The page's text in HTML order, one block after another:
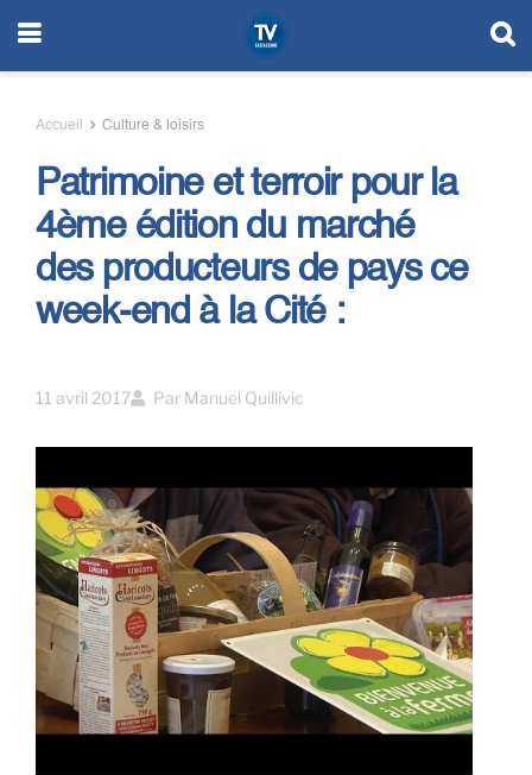
Accueil Culture & loisirs
Patrimoine et terroir pour la
4ème édition du marché
des producteurs de pays ce
week-end à la Cité :
11 avril 2017 Par Manuel Quillivic